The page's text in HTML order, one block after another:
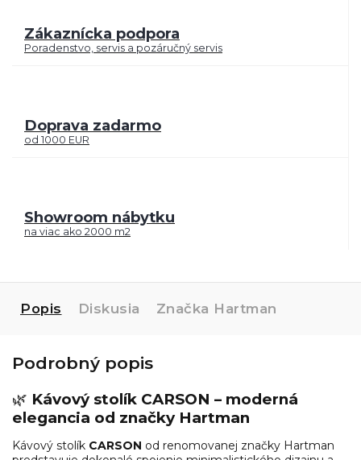
Zákaznícka podpora
Poradenstvo, servis a pozáručný servis
Doprava zadarmo
od 1000 EUR
Showroom nábytku
na viac ako 2000 m2
Popis Diskusia Značka Hartman
Podrobný popis
🌿 Kávový stolík CARSON – moderná
elegancia od značky Hartman
Kávový stolík CARSON od renomovanej značky Hartman